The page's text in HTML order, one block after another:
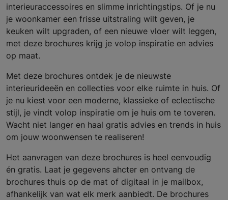
interieuraccessoires en slimme inrichtingstips. Of je nu
je woonkamer een frisse uitstraling wilt geven, je
keuken wilt upgraden, of een nieuwe vloer wilt leggen,
met deze brochures krijg je volop inspiratie en advies
op maat.
Met deze brochures ontdek je de nieuwste
interieurideeën en collecties voor elke ruimte in huis. Of
je nu kiest voor een moderne, klassieke of eclectische
stijl, je vindt volop inspiratie om je huis om te toveren.
Wacht niet langer en haal gratis advies en trends in huis
om jouw woonwensen te realiseren!
Het aanvragen van deze brochures is heel eenvoudig
én gratis. Laat je gegevens ahcter en ontvang de
brochures thuis op de mat of digitaal in je mailbox,
afhankelijk van wat elk merk aanbiedt. De brochures